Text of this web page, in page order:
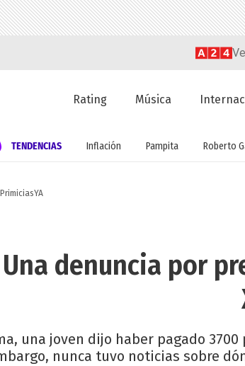
Rating Música
TENDENCIAS Inflación Pampita Roberto
PrimiciasYA
Una denuncia por
una joven dijo haber pagado
nunca tuvo noticias sobre